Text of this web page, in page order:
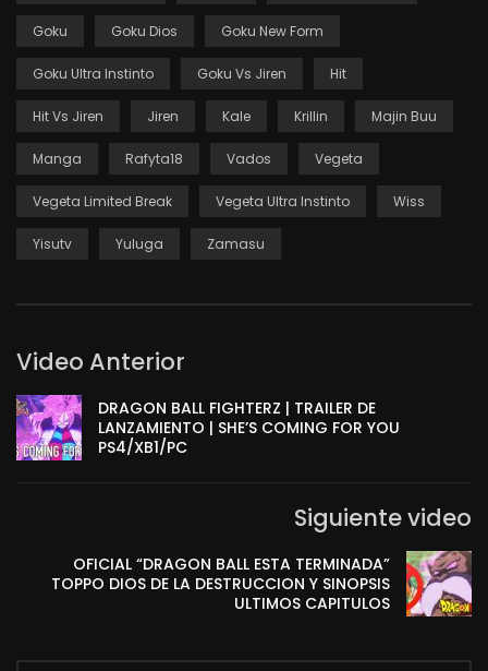
Goku Goku Dios Goku New Form
Goku Ultra Instinto Goku Vs Jiren Hit
Hit Vs Jiren Jiren Kale Krillin Majin Buu
Manga Rafyta18 Vados Vegeta
Vegeta Limited Break Vegeta Ultra Instinto Wiss
Yisutv Yuluga Zamasu
Video Anterior
DRAGON BALL FIGHTERZ | TRAILER DE
LANZAMIENTO | SHE’S COMING FOR YOU
PS4/XB1/PC
Siguiente video
OFICIAL “DRAGON BALL ESTA TERMINADA”
TOPPO DIOS DE LA DESTRUCCION Y SINOPSIS
ULTIMOS CAPITULOS